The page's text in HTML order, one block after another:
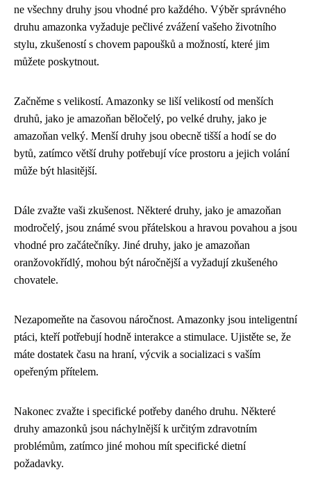
ne všechny druhy jsou vhodné pro každého. Výběr správného
druhu amazonka vyžaduje pečlivé zvážení vašeho životního
stylu, zkušeností s chovem papoušků a možností, které jim
můžete poskytnout.
Začněme s velikostí. Amazonky se liší velikostí od menších
druhů, jako je amazoňan běločelý, po velké druhy, jako je
amazoňan velký. Menší druhy jsou obecně tišší a hodí se do
bytů, zatímco větší druhy potřebují více prostoru a jejich volání
může být hlasitější.
Dále zvažte vaši zkušenost. Některé druhy, jako je amazoňan
modročelý, jsou známé svou přátelskou a hravou povahou a jsou
vhodné pro začátečníky. Jiné druhy, jako je amazoňan
oranžovokřídlý, mohou být náročnější a vyžadují zkušeného
chovatele.
Nezapomeňte na časovou náročnost. Amazonky jsou inteligentní
ptáci, kteří potřebují hodně interakce a stimulace. Ujistěte se, že
máte dostatek času na hraní, výcvik a socializaci s vaším
opeřeným přítelem.
Nakonec zvažte i specifické potřeby daného druhu. Některé
druhy amazonků jsou náchylnější k určitým zdravotním
problémům, zatímco jiné mohou mít specifické dietní
požadavky.